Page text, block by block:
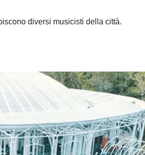
diversi musicisti della città.